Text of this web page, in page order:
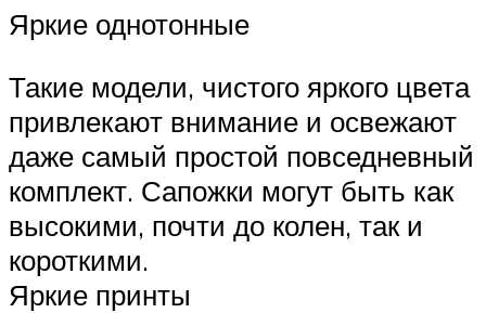
Яркие однотонные
Такие модели, чистого яркого цвета
привлекают внимание и освежают
даже самый простой повседневный
комплект. Сапожки могут быть как
высокими, почти до колен, так и
короткими.
Яркие принты